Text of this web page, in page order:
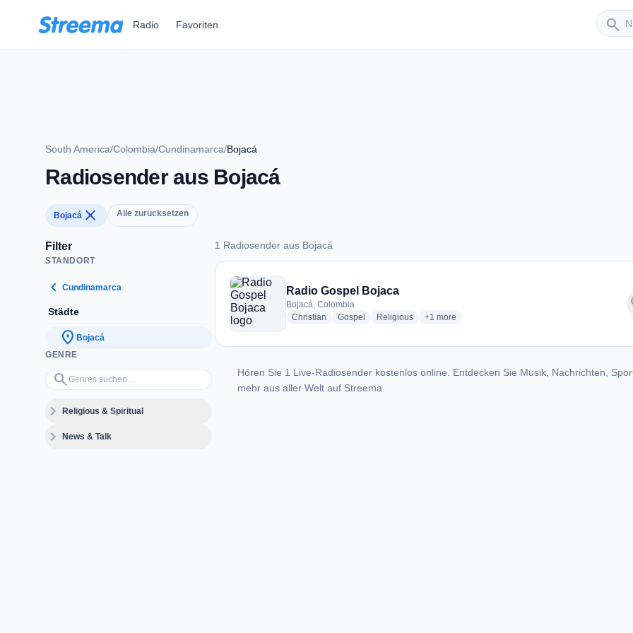
Radio Favoriten search
Sender
South America/Colombia/Cundinamarca/Bojacá
Radiosender aus Bojacá
Bojacá close Alle zurücksetzen
Filter
STANDORT
chevron_left Cundinamarca
Städte
location_on Bojacá
GENRE
search
Genres suchen…
expand_moreReligious & Spiritual
expand_moreNews & Talk
1 Radiosender aus Bojacá
1 Radiosender aus Bojacá
Radio Gospel Bojaca
Bojacá, Colombia
Christian radio stations
Gospel radio stations
Religiousradio stations
+1 more genres for Radio Gospel Bojaca
more
Hören Sie 1 Live-Radiosender kostenlos online. Entdecken Sie Musik, Nachrichten,
mehr aus aller Welt auf Streema.